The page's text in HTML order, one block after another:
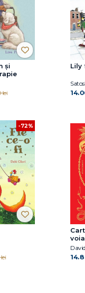
și
lei
Lily
-72%